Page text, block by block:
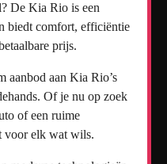
De Kia Rio is een
biedt comfort, efficiëntie
prijs.
aanbod aan Kia Rio’s
Of je nu op zoek
of een ruime
voor elk wat wils.